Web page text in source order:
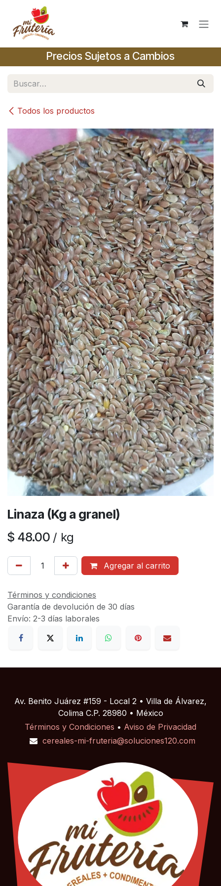
Ir al contenido
Precios Sujetos a Cambios
Todos los productos
Linaza (Kg a granel)
$ 48.00 / kg
Agregar al carrito
Términos y condiciones
Garantía de devolución de 30 días
Envío: 2-3 días laborales
Av. Benito Juárez #159 - Local 2 • Villa de Álvarez,
Colima C.P. 28980 • México
Términos y Condiciones • Aviso de Privacidad
cereales-mi-fruteria@soluciones120.com